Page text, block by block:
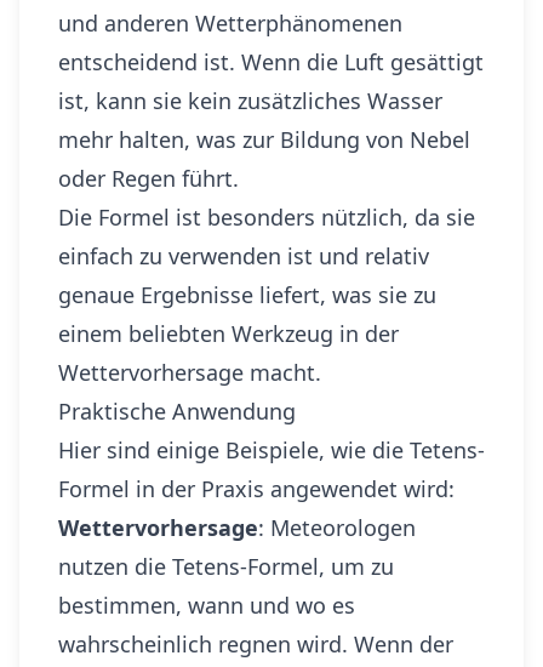
und anderen Wetterphänomenen
entscheidend ist. Wenn die Luft gesättigt
ist, kann sie kein zusätzliches Wasser
mehr halten, was zur Bildung von Nebel
oder Regen führt.
Die Formel ist besonders nützlich, da sie
einfach zu verwenden ist und relativ
genaue Ergebnisse liefert, was sie zu
einem beliebten Werkzeug in der
Wettervorhersage macht.
Praktische Anwendung
Hier sind einige Beispiele, wie die Tetens-
Formel in der Praxis angewendet wird:
Wettervorhersage: Meteorologen
nutzen die Tetens-Formel, um zu
bestimmen, wann und wo es
wahrscheinlich regnen wird. Wenn der